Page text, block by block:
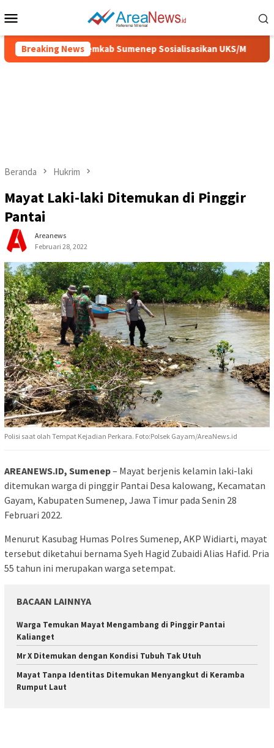
ke
Mobile
Breaking News
Sehat, Pemkab Sumenep Sosialisasikan UKS/M
Beranda Hukrim
Mayat Laki-laki Ditemukan di Pinggir
Pantai
Areanews
Februari 28, 2022
Polisi saat olah Tempat Kejadian Perkara. Foto:Polsek Gayam/AreaNews.id
AREANEWS.ID, Sumenep– Mayat berjenis kelamin laki-laki
ditemukan warga di pinggir Pantai Desa kalowang, Kecamatan
Gayam, Kabupaten Sumenep, Jawa Timur pada Senin 28
Februari 2022.
Menurut Kasubag Humas Polres Sumenep, AKP Widiarti, mayat
tersebut diketahui bernama Syeh Hagid Zubaidi Alias Hafid. Pria
55 tahun ini merupakan warga setempat.
BACAAN LAINNYA
Warga Temukan Mayat Mengambang di Pinggir Pantai
Kalianget
Mr X Ditemukan dengan Kondisi Tubuh Tak Utuh
Mayat Tanpa Identitas Ditemukan Menyangkut di Keramba
Rumput Laut